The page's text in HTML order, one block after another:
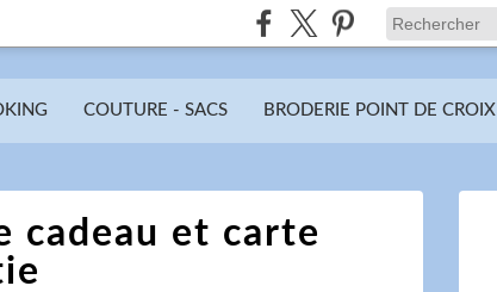
COUTURE - SACS BRODERIE POINT DE CROIX
cadeau et carte